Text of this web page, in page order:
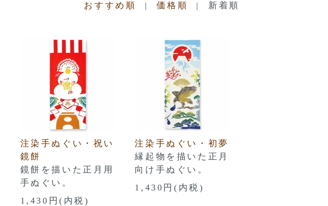
おすすめ順 |価格順 | 新着順
注染手ぬぐい・祝い
鏡餅
鏡餅を描いた正月用
手ぬぐい。
1,430円(内税)
注染手ぬぐい・初夢
縁起物を描いた正月
向け手ぬぐい。
1,430円(内税)